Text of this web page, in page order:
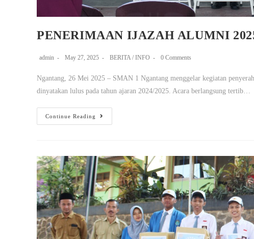
PENERIMAAN IJAZAH ALUMNI
admin May 27, 2025 BERITA / INFO 0 Comments
Ngantang, 26 Mei 2025 – SMAN 1 Ngantang menggelar kegiatan
dinyatakan lulus pada tahun ajaran 2024/2025. Acara berlangsung tertib…
Continue Reading